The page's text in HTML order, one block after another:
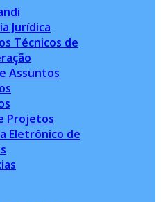
Jurídica
Técnicos de
Assuntos
Projetos
Eletrônico de